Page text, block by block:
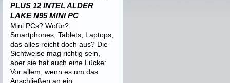
PLUS 12 INTEL ALDER
LAKE N95 MINI PC
Mini PCs? Wofür?
Smartphones, Tablets, Laptops,
das alles reicht doch aus? Die
Sichtweise mag richtig sein,
aber sie hat auch eine Lücke:
Vor allem, wenn es um das
Anschließen an ein